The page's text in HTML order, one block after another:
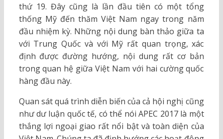
thứ 19. Đây cũng là lần đầu tiên có một tổng
thống Mỹ đến thăm Việt Nam ngay trong năm
đầu nhiệm kỳ. Những nội dung bàn thảo giữa ta
với Trung Quốc và với Mỹ rất quan trọng, xác
định được đường hướng, nội dung rất cơ bản
trong quan hệ giữa Việt Nam với hai cường quốc
hàng đầu này.
Quan sát quá trình diễn biến của cả hội nghị cũng
như dư luận quốc tế, có thể nói APEC 2017 là một
thắng lợi ngoại giao rất nổi bật và toàn diện của